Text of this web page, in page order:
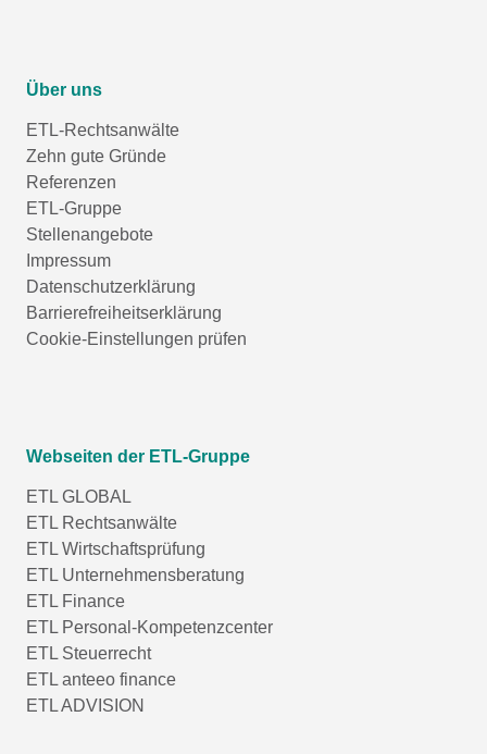
Über uns
ETL-Rechtsanwälte
Zehn gute Gründe
Referenzen
ETL-Gruppe
Stellenangebote
Impressum
Datenschutzerklärung
Barrierefreiheitserklärung
Cookie-Einstellungen prüfen
Webseiten der ETL-Gruppe
ETL GLOBAL
ETL Rechtsanwälte
ETL Wirtschaftsprüfung
ETL Unternehmensberatung
ETL Finance
ETL Personal-Kompetenzcenter
ETL Steuerrecht
ETL anteeo finance
ETL ADVISION